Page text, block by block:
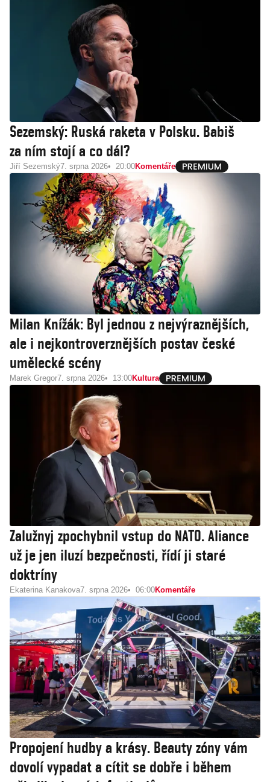
Sezemský: Ruská raketa v Polsku. Babiš
za ním stojí a co dál?
Jiří Sezemský7. srpna 2026 20:00Komentáře
Milan Knížák: Byl jednou z nejvýraznějších,
ale i nejkontroverznějších postav české
umělecké scény
Marek Gregor7. srpna 2026 13:00Kultura
Zalužnyj zpochybnil vstup do NATO. Aliance
už je jen iluzí bezpečnosti, řídí ji staré
doktríny
Ekaterina Kanakova7. srpna 2026 06:00Komentáře
Propojení hudby a krásy. Beauty zóny vám
dovolí vypadat a cítit se dobře i během